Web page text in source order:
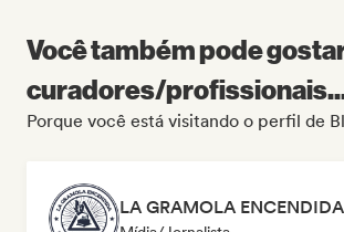
Você também pode
curadores/
Porque você está visitando o perfil de
LA GRAMOLA ENCENDIDA